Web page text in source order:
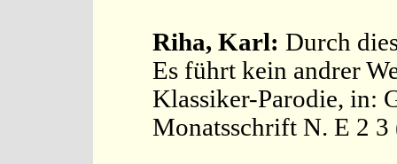
Riha, Karl: Durch
Es führt kein andrer
Klassiker-Parodie, in:
Monatsschrift N. E 2